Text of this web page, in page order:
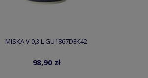
MISKA V 0,3 L GU1867DEK42
98,90 zł